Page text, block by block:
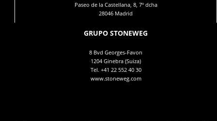
Paseo de la Castellana, 8, 7º dcha
28046 Madrid
GRUPO STONEWEG
8 Bvd Georges-Favon
1204 Ginebra (Suiza)
Tel. +41 22 552 40 30
www.stoneweg.com